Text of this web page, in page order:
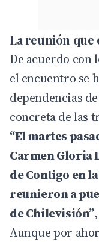
La reunión que
De acuerdo
el encuentro se
dependencias
concreta de las
“El martes
Carmen Gloria
de Contigo en
reunieron a
de Chilevisión”
Aunque por